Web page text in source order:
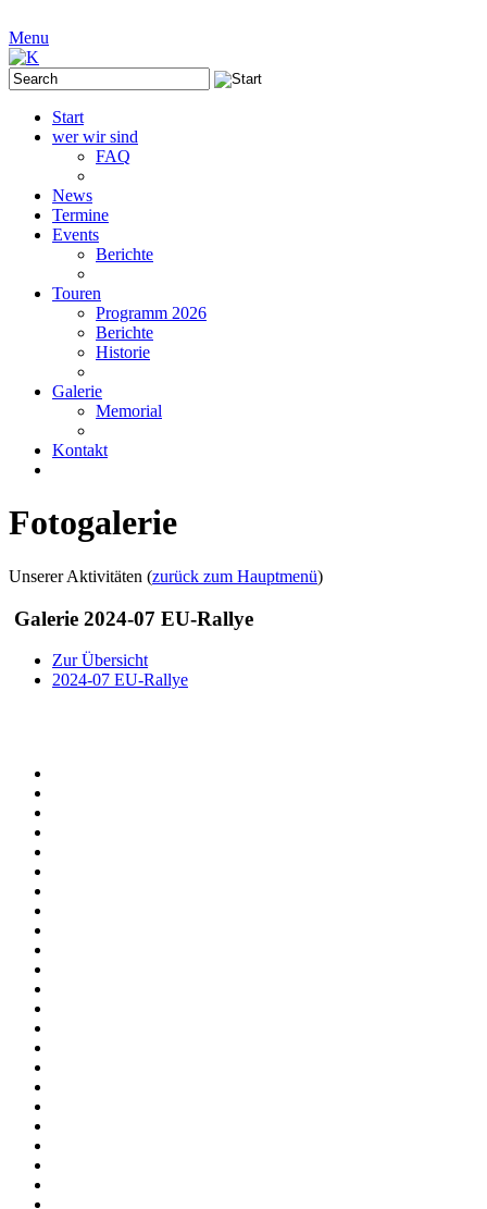
Menu
Start
wer wir sind
FAQ
News
Termine
Events
Berichte
Touren
Programm 2026
Berichte
Historie
Galerie
Memorial
Kontakt
Fotogalerie
Unserer Aktivitäten (zurück zum Hauptmenü)
Galerie 2024-07 EU-Rallye
Zur Übersicht
2024-07 EU-Rallye